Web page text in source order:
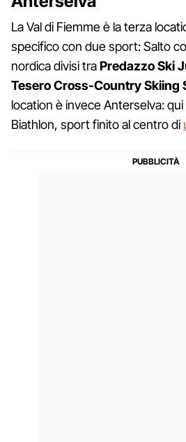
La Val di Fiemme è la terza
specifico con due sport: Salto
nordica divisi traPredazzo Ski
Tesero Cross-Country Skiing
location è invece Anterselva:
Biathlon, sport finito al centro di